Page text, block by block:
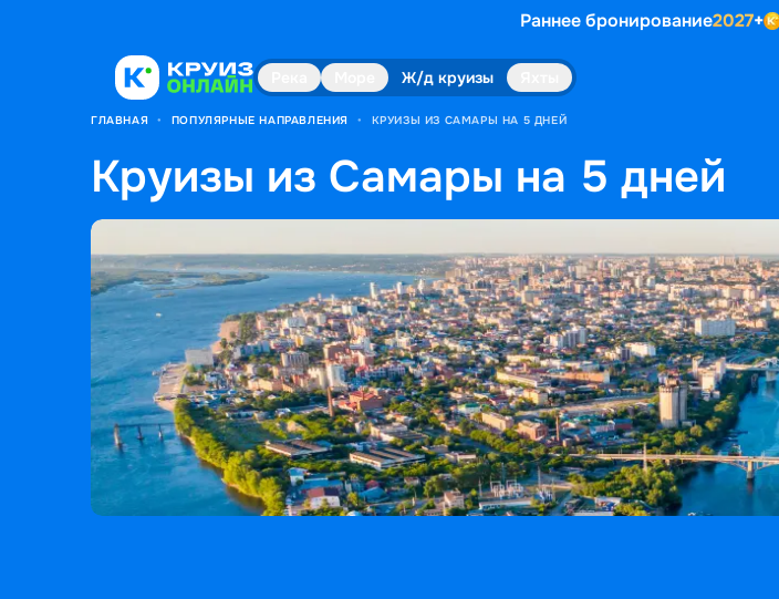
Раннее бронирование2027+
Ж/д круизы
ГЛАВНАЯ • ПОПУЛЯРНЫЕ НАПРАВЛЕНИЯ • КРУИЗЫ ИЗ САМАРЫ НА 5 ДНЕЙ
Круизы из Самары на 5 дней